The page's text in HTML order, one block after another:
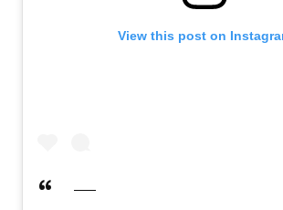
View this post on